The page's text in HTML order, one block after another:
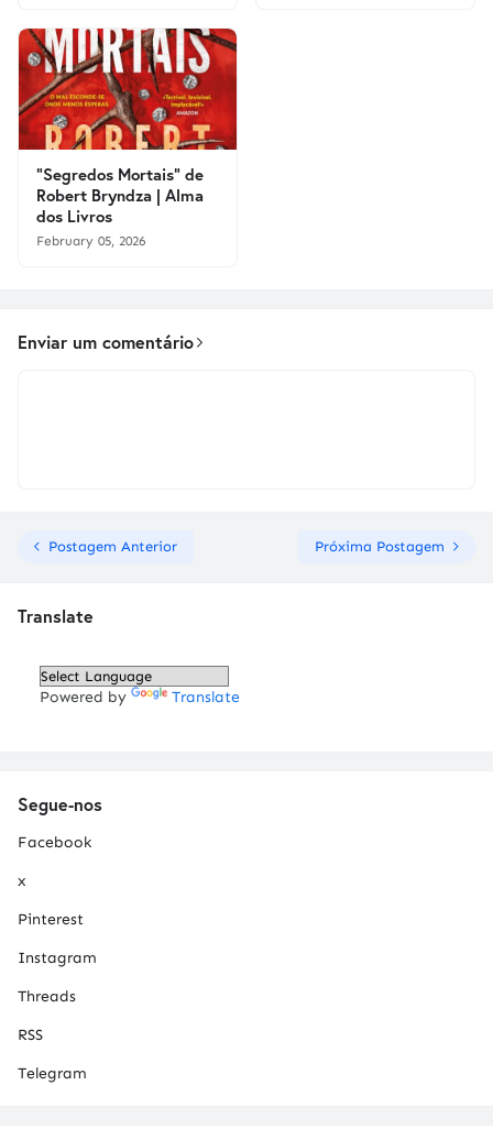
"Segredos Mortais" de
Robert Bryndza | Alma
dos Livros
February 05, 2026
Enviar um comentário
Postagem Anterior Próxima Postagem
Translate
Powered by Translate
Segue-nos
Facebook
x
Pinterest
Instagram
Threads
RSS
Telegram